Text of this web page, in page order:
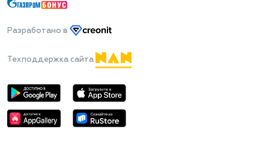
Разработано в
Техподдержка сайта